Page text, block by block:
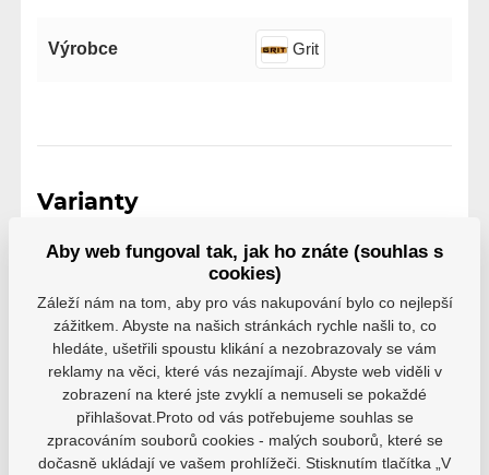
Výrobce Grit
Varianty
HS25
Skladem 599 Kč
Aby web fungoval tak, jak ho znáte (souhlas s
cookies)
Záleží nám na tom, aby pro vás nakupování bylo co nejlepší
zážitkem. Abyste na našich stránkách rychle našli to, co
hledáte, ušetřili spoustu klikání a nezobrazovaly se vám
reklamy na věci, které vás nezajímají. Abyste web viděli v
zobrazení na které jste zvyklí a nemuseli se pokaždé
přihlašovat.Proto od vás potřebujeme souhlas se
zpracováním souborů cookies - malých souborů, které se
dočasně ukládají ve vašem prohlížeči. Stisknutím tlačítka „V